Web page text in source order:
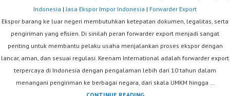
Indonesia | Jasa Ekspor Impor Indonesia | Forwarder Export
Ekspor barang ke luar negeri membutuhkan ketepatan dokumen, legalitas, serta
pengiriman yang efisien. Di sinilah peran forwarder export menjadi sangat
penting untuk membantu pelaku usaha menjalankan proses ekspor dengan
lancar, aman, dan sesuai regulasi. Keenam International adalah forwarder export
terpercaya di Indonesia dengan pengalaman lebih dari 10 tahun dalam
menangani pengiriman ke berbagai negara, dari skala UMKM hingga …
FORWARDER